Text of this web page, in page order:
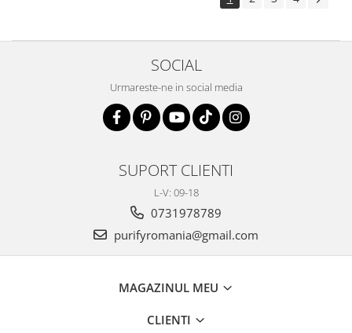
SOCIAL
Urmareste-ne in social media
SUPORT CLIENTI
L-V: 09-18
0731978789
purifyromania@gmail.com
MAGAZINUL MEU
CLIENTI